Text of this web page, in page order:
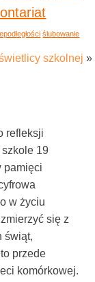
ślubowanie
szkolnej »
refleksji
19
pamięci
w życiu
się z
świąt,
przede
komórkowej.